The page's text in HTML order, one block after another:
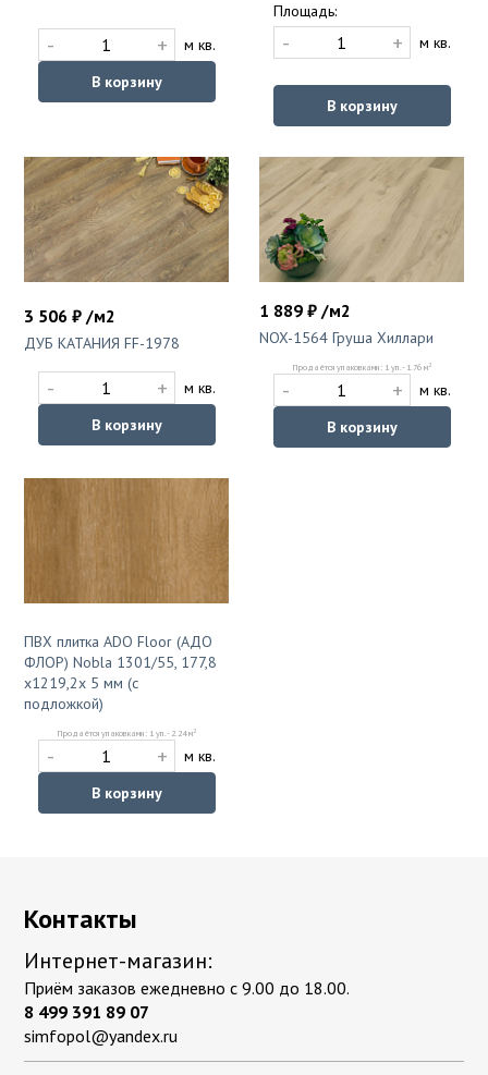
- +
м кв.
В корзину
Площадь:
- + м кв.
В корзину
3 506 ₽ /м2
ДУБ КАТАНИЯ FF-1978
- +
м кв.
В корзину
1 889 ₽ /м2
NOX-1564 Груша Хиллари
Продаётся упаковками: 1 уп. - 1.76 м2
- +
м кв.
В корзину
ПВХ плитка ADO Floor (АДО
ФЛОР) Nobla 1301/55, 177,8
х1219,2х 5 мм (с
подложкой)
Продаётся упаковками: 1 уп. - 2.24 м2
- +
м кв.
В корзину
Контакты
Интернет-магазин:
Приём заказов ежедневно с 9.00 до 18.00.
8 499 391 89 07
simfopol@yandex.ru